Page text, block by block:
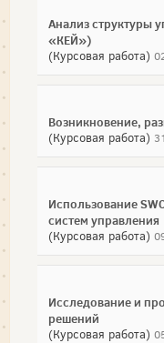
Анализ структуры
«КЕЙ»)
(Курсовая работа)
Возникновение,
(Курсовая работа)
Использование
систем управления
(Курсовая работа)
Исследование и
решений
(Курсовая работа)